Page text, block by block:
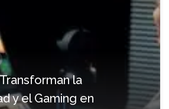
la
y el Gaming en